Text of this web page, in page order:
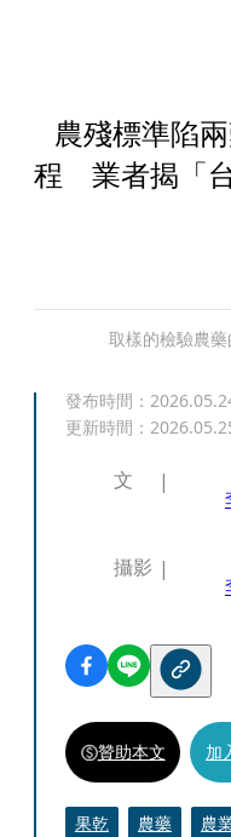
農殘標準陷
程 業者揭「
取樣的檢驗農藥
發布時間：
更新時間：
文
攝影
贊助本文 加
果乾 農藥 農